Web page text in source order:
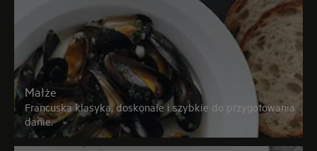
Małże
Francuska klasyka, doskonałe i szybkie do przygotowania
danie.